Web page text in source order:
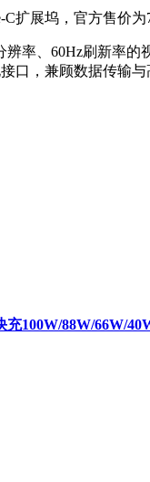
C扩展坞，官方售价
率、60Hz刷新率的
口，兼顾数据传输
100W/88W/66W/